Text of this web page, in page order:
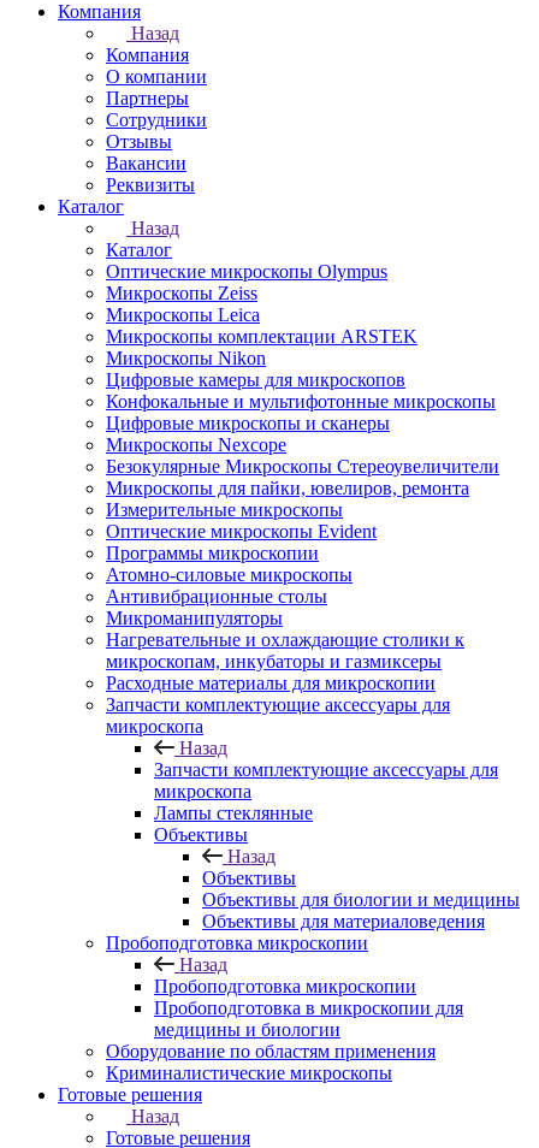
Компания
Назад
Компания
О компании
Партнеры
Сотрудники
Отзывы
Вакансии
Реквизиты
Каталог
Назад
Каталог
Оптические микроскопы Olympus
Микроскопы Zeiss
Микроскопы Leica
Микроскопы комплектации ARSTEK
Микроскопы Nikon
Цифровые камеры для микроскопов
Конфокальные и мультифотонные микроскопы
Цифровые микроскопы и сканеры
Микроскопы Nexcope
Безокулярные Микроскопы Стереоувеличители
Микроскопы для пайки, ювелиров, ремонта
Измерительные микроскопы
Оптические микроскопы Evident
Программы микроскопии
Атомно-силовые микроскопы
Антивибрационные столы
Микроманипуляторы
Нагревательные и охлаждающие столики к
микроскопам, инкубаторы и газмиксеры
Расходные материалы для микроскопии
Запчасти комплектующие аксессуары для
микроскопа
Назад
Запчасти комплектующие аксессуары для
микроскопа
Лампы стеклянные
Объективы
Назад
Объективы
Объективы для биологии и медицины
Объективы для материаловедения
Пробоподготовка микроскопии
Назад
Пробоподготовка микроскопии
Пробоподготовка в микроскопии для
медицины и биологии
Оборудование по областям применения
Криминалистические микроскопы
Готовые решения
Назад
Готовые решения